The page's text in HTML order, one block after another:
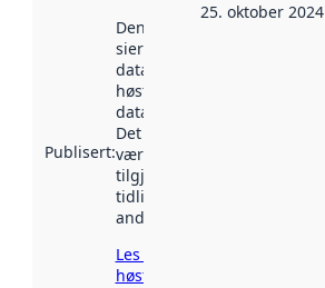
Publisert:
Denne datoen
sier når
datasettet ble
høstet av
data.norge.no.
Det kan ha
vært
tilgjengelig
tidligere
andre steder.
Les mer om
høsting her
25. oktober 2024